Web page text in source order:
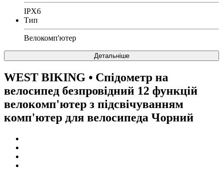
IPX6
Тип
Велокомп'ютер
Детальніше
WEST BIKING • Спідометр на
велосипед безпровідний 12 функцій
велокомп'ютер з підсвічуванням
комп'ютер для велосипеда Чорний